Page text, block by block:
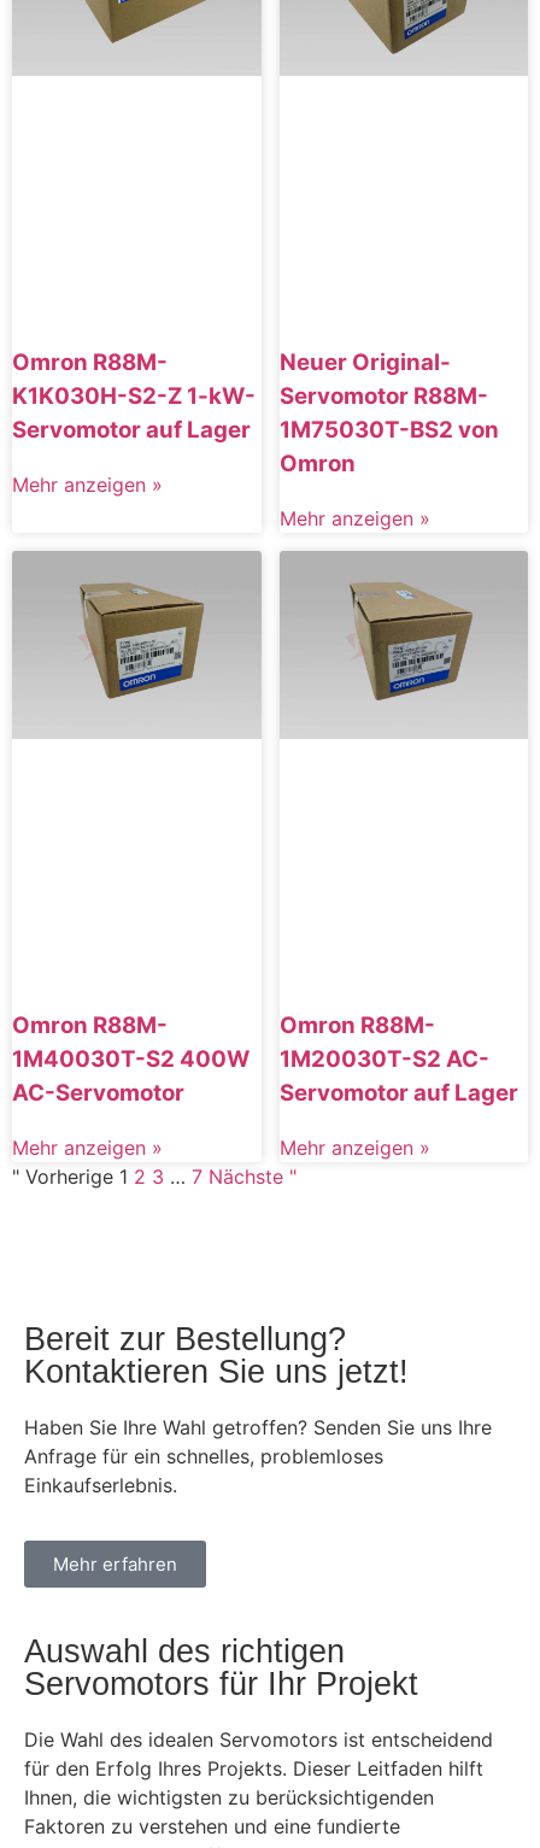
Omron R88M-
K1K030H-S2-Z 1-kW-
Servomotor auf Lager
Mehr anzeigen »
Neuer Original-
Servomotor R88M-
1M75030T-BS2 von
Omron
Mehr anzeigen »
Omron R88M-
1M40030T-S2 400W
AC-Servomotor
Mehr anzeigen »
Omron R88M-
1M20030T-S2 AC-
Servomotor auf Lager
Mehr anzeigen »
" Vorherige 1 2 3 … 7 Nächste "
Bereit zur Bestellung?
Kontaktieren Sie uns jetzt!
Haben Sie Ihre Wahl getroffen? Senden Sie uns Ihre
Anfrage für ein schnelles, problemloses
Einkaufserlebnis.
Mehr erfahren
Auswahl des richtigen
Servomotors für Ihr Projekt
Die Wahl des idealen Servomotors ist entscheidend
für den Erfolg Ihres Projekts. Dieser Leitfaden hilft
Ihnen, die wichtigsten zu berücksichtigenden
Faktoren zu verstehen und eine fundierte